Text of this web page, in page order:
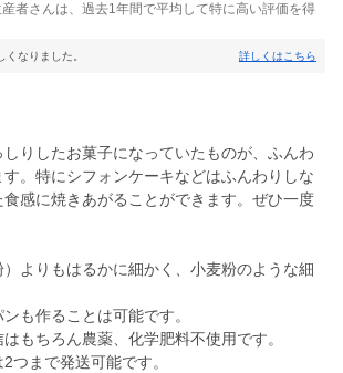
者さんは、過去1年間で平均して特に高い評価を得
なりました。 詳しくはこちら
りしたお菓子になっていたものが、ふんわ
す。特にシフォンケーキなどはふんわりしな
感に焼きあがることができます。ぜひ一度
よりもはるかに細かく、小麦粉のような細
も作ることは可能です。
もちろん農薬、化学肥料不使用です。
つまで発送可能です。